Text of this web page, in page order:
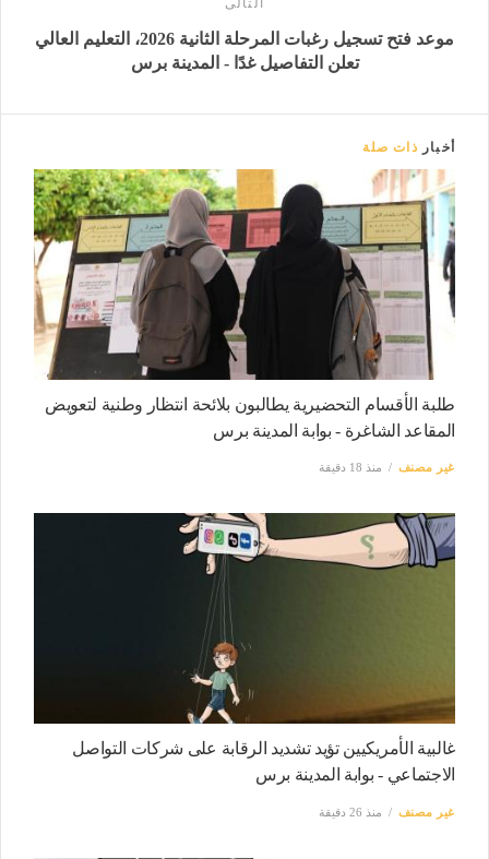
التالى
موعد فتح تسجيل رغبات المرحلة الثانية 2026، التعليم العالي
تعلن التفاصيل غدًا - المدينة برس
أخبار ذات صلة
طلبة الأقسام التحضيرية يطالبون بلائحة انتظار وطنية لتعويض
المقاعد الشاغرة - بوابة المدينة برس
غير مصنف منذ 18 دقيقة
غالبية الأمريكيين تؤيد تشديد الرقابة على شركات التواصل
الاجتماعي - بوابة المدينة برس
غير مصنف منذ 26 دقيقة